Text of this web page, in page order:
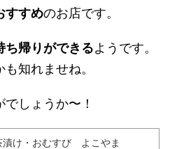
すすめのお店です。
ち帰りができるようです。
知れませね。
しょうか〜！
漬け・おむすび よこやま